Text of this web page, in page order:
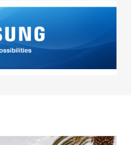
no será
están